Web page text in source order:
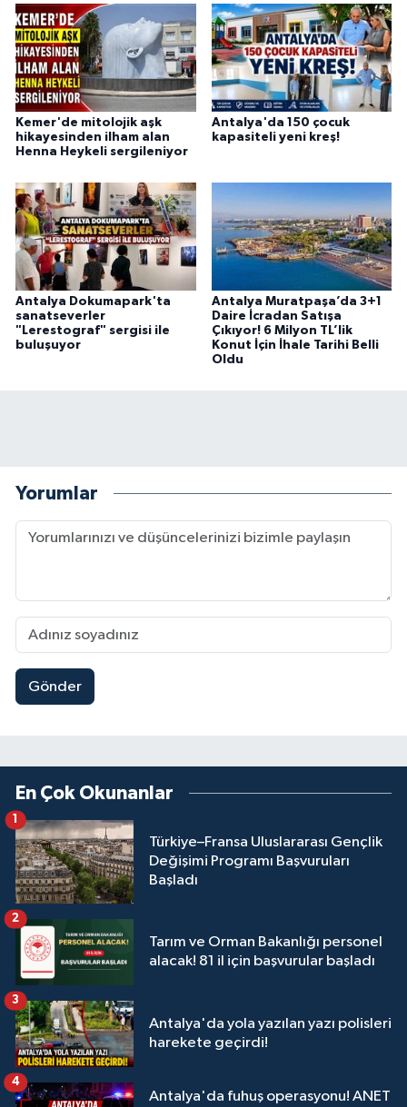
Kemer'de mitolojik aşk
hikayesinden ilham alan
Henna Heykeli sergileniyor
Antalya'da 150 çocuk
kapasiteli yeni kreş!
Antalya Dokumapark'ta
sanatseverler
"Lerestograf" sergisi ile
buluşuyor
Antalya Muratpaşa’da 3+1
Daire İcradan Satışa
Çıkıyor! 6 Milyon TL’lik
Konut İçin İhale Tarihi Belli
Oldu
Yorumlar
Gönder
En Çok Okunanlar
Türkiye–Fransa Uluslararası Gençlik
Değişimi Programı Başvuruları
Başladı
1
Tarım ve Orman Bakanlığı personel
alacak! 81 il için başvurular başladı
2
Antalya'da yola yazılan yazı polisleri
harekete geçirdi!
3
Antalya'da fuhuş operasyonu! ANET
4